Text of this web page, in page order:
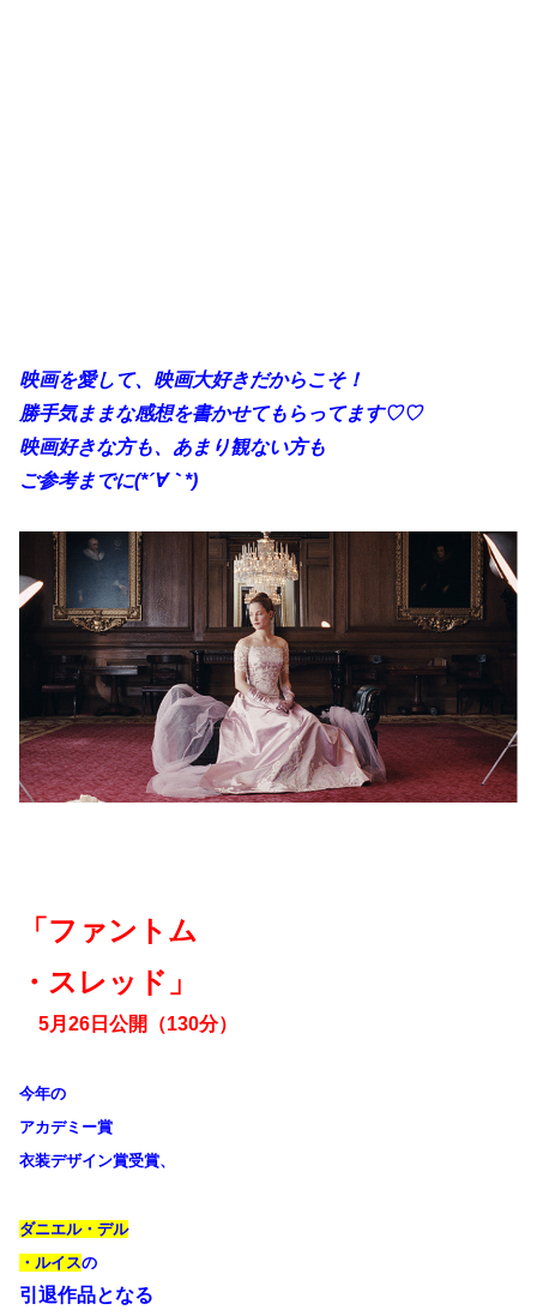
映画を愛して、映画大好きだからこそ！
勝手気ままな感想を書かせてもらってます♡♡
映画好きな方も、あまり観ない方も
ご参考までに(*´∀｀*)
「ファントム
・スレッド」
5月26日公開（130分）
今年の
アカデミー賞
衣装デザイン賞受賞、
ダニエル・デル
・ルイスの
引退作品となる